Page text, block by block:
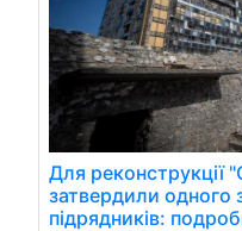
Для реконструкції
затвердили одного
підрядників: